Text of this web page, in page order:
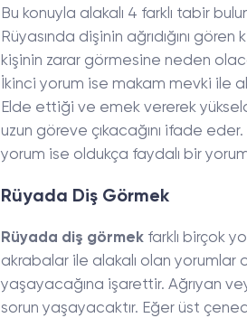
Bu konuyla alakalı 4 farklı tabir
Rüyasında dişinin ağrıdığını
kişinin zarar görmesine neden
İkinci yorum ise makam mevki ile
Elde ettiği ve emek vererek
uzun göreve çıkacağını ifade
yorum ise oldukça faydalı bir
Rüyada Diş Görmek
Rüyada diş görmek farklı birçok
akrabalar ile alakalı olan yorumlar
yaşayacağına işarettir. Ağrıyan
sorun yaşayacaktır. Eğer üst